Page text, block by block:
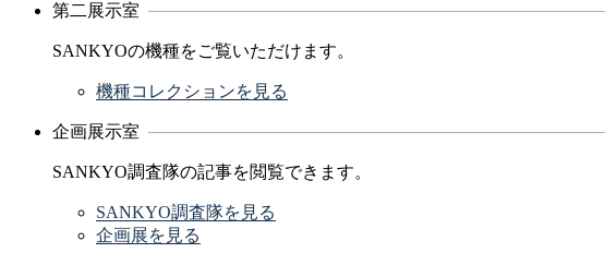
第二展示室
SANKYOの機種をご覧いただけます。
機種コレクションを見る
企画展示室
SANKYO調査隊の記事を閲覧できます。
SANKYO調査隊を見る
企画展を見る